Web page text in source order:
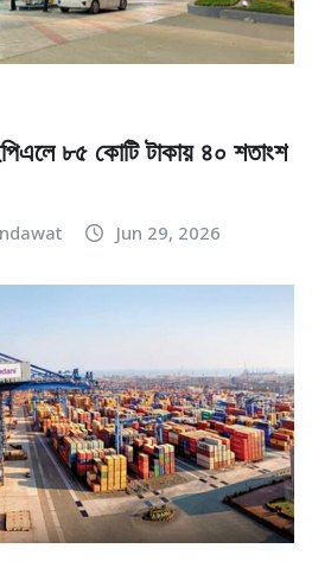
৮৫ কোটি টাকায় ৪০ শতাংশ
Jun 29, 2026